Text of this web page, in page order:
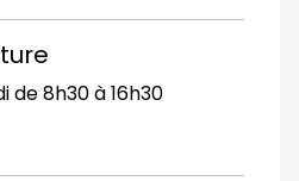
de 8h30 à 16h30